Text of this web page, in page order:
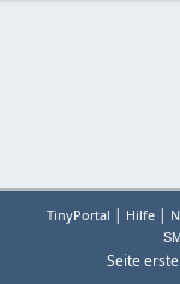
TinyPortal | Hilfe |
Seite